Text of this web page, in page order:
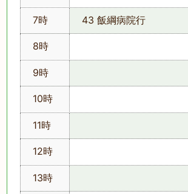
7時 43 飯綱病院行
8時
9時
10時
11時
12時
13時